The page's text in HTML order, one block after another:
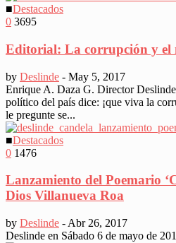
■Destacados
0 3695
Editorial: La corrupción y el
by Deslinde - May 5, 2017
Enrique A. Daza G. Director
político del país dice: ¡que viva la
le pregunte se...
■Destacados
0 1476
Lanzamiento del Poemario
Dios Villanueva Roa
by Deslinde - Abr 26, 2017
Deslinde en Sábado 6 de mayo de